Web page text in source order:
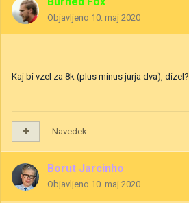
Objavljeno 10. maj 2020
Kaj bi vzel za 8k (plus minus jurja dva), dizel?
Navedek
Borut Jarcinho
Objavljeno 10. maj 2020